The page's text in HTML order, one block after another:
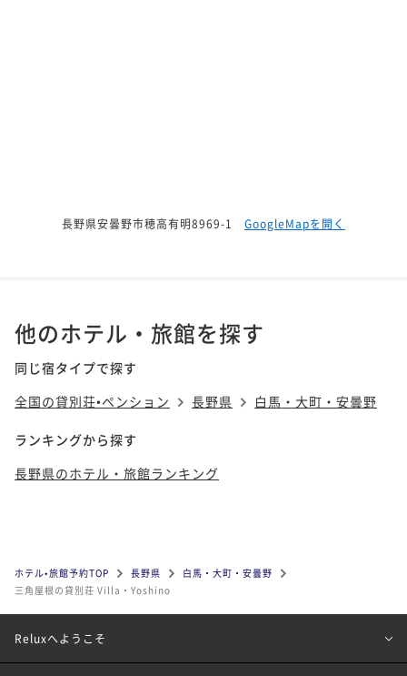
長野県安曇野市穂高有明8969-1 GoogleMapを開く
他のホテル・旅館を探す
同じ宿タイプで探す
全国の貸別荘•ペンション
長野県 白馬・大町・安曇野
ランキングから探す
長野県のホテル・旅館ランキング
ホテル•旅館予約TOP 長野県
白馬・大町・安曇野
三角屋根の貸別荘 Villa・Yoshino
Reluxへようこそ